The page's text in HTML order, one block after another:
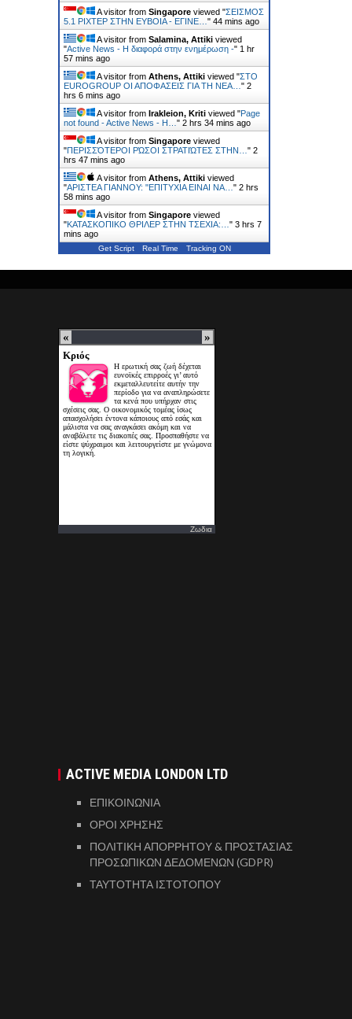
A visitor from Singapore viewed "ΣΕΙΣΜΟΣ
5.1 ΡΙΧΤΕΡ ΣΤΗΝ ΕΥΒΟΙΑ - ΕΓΙΝΕ… " 44 mins ago
A visitor from Salamina, Attiki viewed
"Active News - Η διαφορά στην ενημέρωση -" 1 hr
57 mins ago
A visitor from Athens, Attiki viewed "ΣΤΟ
EUROGROUP ΟΙ ΑΠΟΦΑΣΕΙΣ ΓΙΑ ΤΗ ΝΕΑ… " 2
hrs 6 mins ago
A visitor from Irakleion, Kriti viewed "Page
not found - Active News - Η… " 2 hrs 34 mins ago
A visitor from Singapore viewed
"ΠΕΡΙΣΣΌΤΕΡΟΙ ΡΏΣΟΙ ΣΤΡΑΤΙΏΤΕΣ ΣΤΗΝ… " 2
hrs 48 mins ago
A visitor from Athens, Attiki viewed
"ΑΡΙΣΤΕΑ ΓΙΑΝΝΟΥ: "ΕΠΙΤΥΧΙΑ ΕΙΝΑΙ ΝΑ… " 2 hrs
58 mins ago
A visitor from Singapore viewed
"ΚΑΤΑΣΚΟΠΙΚΟ ΘΡΙΛΕΡ ΣΤΗΝ ΤΣΕΧΙΑ:… " 3 hrs 7
mins ago
Get Script Real Time Tracking ON
Ζωδια
ACTIVE MEDIA LONDON LTD
ΕΠΙΚΟΙΝΩΝΙΑ
ΟΡΟΙ ΧΡΗΣΗΣ
ΠΟΛΙΤΙΚΗ ΑΠΟΡΡΗΤΟΥ & ΠΡΟΣΤΑΣΙΑΣ
ΠΡΟΣΩΠΙΚΩΝ ΔΕΔΟΜΕΝΩΝ (GDPR)
ΤΑΥΤΟΤΗΤΑ ΙΣΤΟΤΟΠΟΥ